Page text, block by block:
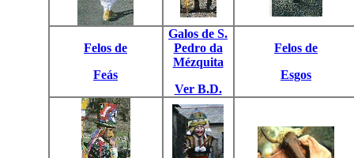
Felos de
Feás
Galos de S.
Pedro da
Mézquita
Ver B.D.
Felos de
Esgos